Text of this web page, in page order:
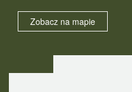
Zobacz na mapie